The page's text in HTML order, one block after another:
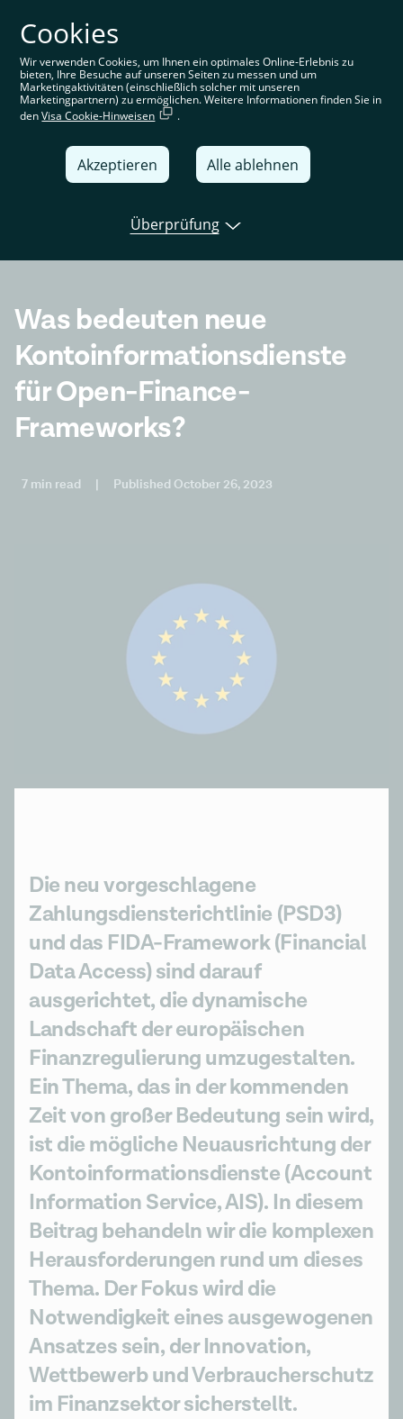
Sie befinden sich auf der deutschen Website. Wählen Sie
Ihre Region aus, um standortspezifische Inhalte angezeigt
zu bekommen
Deutschland
United Kingdom
Global
Deutschland
France
Open banking
Was bedeuten neue
Kontoinformationsdienste
für Open-Finance-
Frameworks?
7 min read | Published October 26, 2023
Die neu vorgeschlagene
Zahlungsdiensterichtlinie (PSD3)
und das FIDA-Framework (Financial
Data Access) sind darauf
ausgerichtet, die dynamische
Landschaft der europäischen
Finanzregulierung umzugestalten.
Ein Thema, das in der kommenden
Zeit von großer Bedeutung sein wird,
ist die mögliche Neuausrichtung der
Kontoinformationsdienste (Account
Information Service, AIS). In diesem
Beitrag behandeln wir die komplexen
Herausforderungen rund um dieses
Thema. Der Fokus wird die
Notwendigkeit eines ausgewogenen
Ansatzes sein, der Innovation,
Wettbewerb und Verbraucherschutz
im Finanzsektor sicherstellt.
Cookies
Wir verwenden Cookies, um Ihnen ein optimales Online-Erlebnis zu
bieten, Ihre Besuche auf unseren Seiten zu messen und um
Marketingaktivitäten (einschließlich solcher mit unseren
Marketingpartnern) zu ermöglichen. Weitere Informationen finden Sie in
denVisa Cookie-Hinweisen .
Akzeptieren Alle ablehnen
Überprüfung